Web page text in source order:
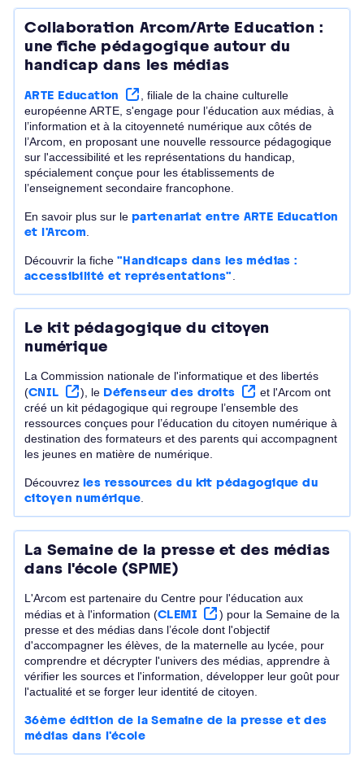
Collaboration Arcom/Arte Education :
une fiche pédagogique autour du
handicap dans les médias
ARTE Education
, filiale de la chaine culturelle
européenne ARTE, s'engage pour l’éducation aux médias, à
l’information et à la citoyenneté numérique aux côtés de
l’Arcom, en proposant une nouvelle ressource pédagogique
sur l'accessibilité et les représentations du handicap,
spécialement conçue pour les établissements de
l’enseignement secondaire francophone.
En savoir plus sur le partenariat entre ARTE Education
et l'Arcom
Découvrir la fiche "Handicaps dans les médias :
accessibilité et représentations"
Le kit pédagogique du citoyen
numérique
La Commission nationale de l'informatique et des libertés
(CNIL ), le Défenseur des droits
et l'Arcom ont
créé un kit pédagogique qui regroupe l’ensemble des
ressources conçues pour l’éducation du citoyen numérique à
destination des formateurs et des parents qui accompagnent
les jeunes en matière de numérique.
Découvrez les ressources du kit pédagogique du
citoyen numérique
La Semaine de la presse et des médias
dans l'école (SPME)
L'Arcom est partenaire du Centre pour l'éducation aux
médias et à l'information (CLEMI
) pour la Semaine de la
presse et des médias dans l’école dont l'objectif
d'accompagner les élèves, de la maternelle au lycée, pour
comprendre et décrypter l'univers des médias, apprendre à
vérifier les sources et l'information, développer leur goût pour
l'actualité et se forger leur identité de citoyen.
36ème édition de la Semaine de la presse et des
médias dans l'école